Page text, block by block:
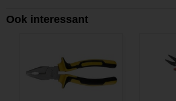
Ook interessant